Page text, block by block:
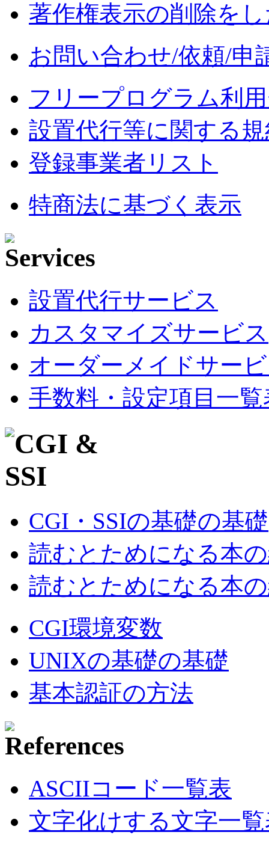
著作権表示の削除を
お問い合わせ/依頼/申
フリープログラム利
設置代行等に関する
登録事業者リスト
特商法に基づく表示
設置代行サービス
カスタマイズサービス
オーダーメイドサー
手数料・設定項目一覧
CGI・SSIの基礎の基礎
読むとためになる本
読むとためになる本
CGI環境変数
UNIXの基礎の基礎
基本認証の方法
ASCIIコード一覧表
文字化けする文字一